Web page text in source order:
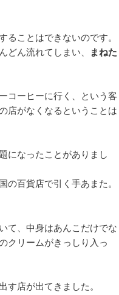
ことはできないのです。
ん流れてしまい、
まねた
コーヒーに行く、という客
店がなくなるということは
になったことがありまし
百貨店で引く手あまた。
て、中身はあんこだけでな
クリームがきっしり入っ
店が出てきました。